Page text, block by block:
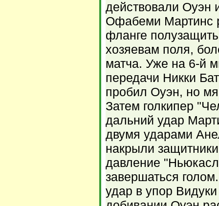
действовали Оуэн
Офабеми Мартинс
фланге
хозяевам поля,
матча. Уже на 6-й
передачи Никки
пробил Оуэн, но
Затем голкипер
дальний удар
двумя ударами
накрыли
давление
завершаться
удар в упор